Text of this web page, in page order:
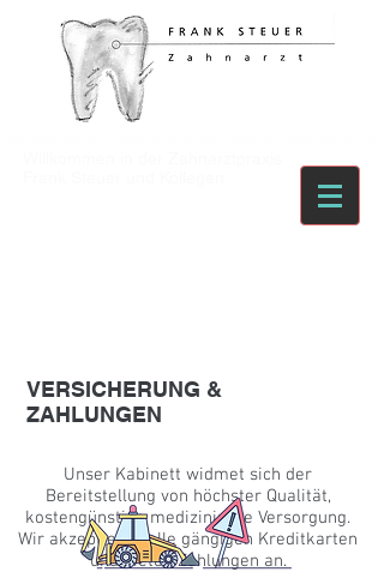
VERSICHERUNG &
ZAHLUNGEN
Unser Kabinett widmet sich der
Bereitstellung von höchster Qualität,
kostengünstige medizinische Versorgung.
Wir akzeptieren alle gängigen Kreditkarten
und bieten Zahlungen an.